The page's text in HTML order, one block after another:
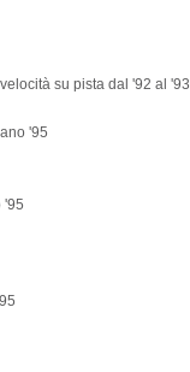
su pista dal '92 al '93
'95
'95